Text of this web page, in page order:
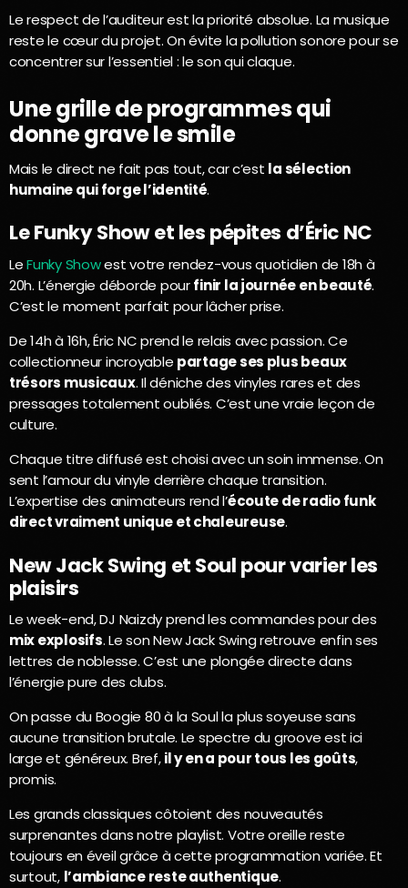
Le respect de l’auditeur est la priorité absolue. La musique
reste le cœur du projet. On évite la pollution sonore pour se
concentrer sur l’essentiel : le son qui claque.
Une grille de programmes qui
donne grave le smile
Mais le direct ne fait pas tout, car c’est la sélection
humaine qui forge l’identité.
Le Funky Show et les pépites d’Éric NC
LeFunky Showest votre rendez-vous quotidien de 18h à
20h. L’énergie déborde pourfinir la journée en beauté.
C’est le moment parfait pour lâcher prise.
De 14h à 16h, Éric NC prend le relais avec passion. Ce
collectionneur incroyable partage ses plus beaux
trésors musicaux. Il déniche des vinyles rares et des
pressages totalement oubliés. C’est une vraie leçon de
culture.
Chaque titre diffusé est choisi avec un soin immense. On
sent l’amour du vinyle derrière chaque transition.
L’expertise des animateurs rend l’écoute de radio funk
direct vraiment unique et chaleureuse.
New Jack Swing et Soul pour varier les
plaisirs
Le week-end, DJ Naizdy prend les commandes pour des
mix explosifs. Le son New Jack Swing retrouve enfin ses
lettres de noblesse. C’est une plongée directe dans
l’énergie pure des clubs.
On passe du Boogie 80 à la Soul la plus soyeuse sans
aucune transition brutale. Le spectre du groove est ici
large et généreux. Bref,il y en a pour tous les goûts,
promis.
Les grands classiques côtoient des nouveautés
surprenantes dans notre playlist. Votre oreille reste
toujours en éveil grâce à cette programmation variée. Et
surtout, l’ambiance reste authentique.